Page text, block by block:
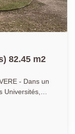
82.45 m2
- Dans un
Universités,
de 4
un